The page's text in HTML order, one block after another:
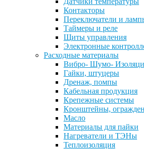
Контакторы
Переключатели и
Таймеры и реле
Щиты управления
Электронные
Расходные материалы
Вибро- Шумо-
Гайки, штуцеры
Дренаж, помпы
Кабельная продукция
Крепежные системы
Кронштейны,
Масло
Материалы для пайки
Нагреватели и ТЭНы
Теплоизоляция